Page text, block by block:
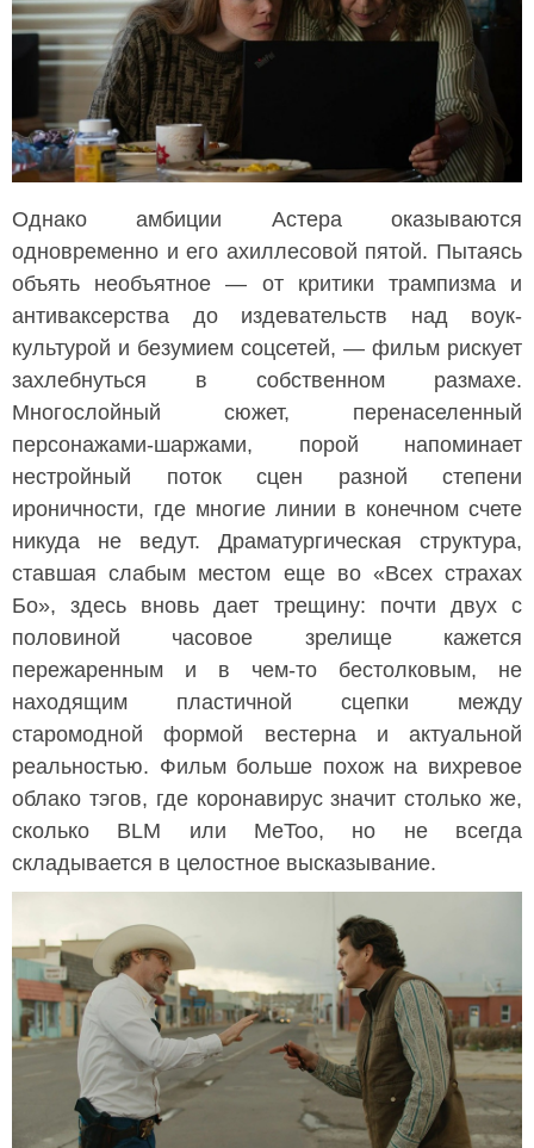
Однако амбиции Астера оказываются
одновременно и его ахиллесовой пятой. Пытаясь
объять необъятное — от критики трампизма и
антиваксерства до издевательств над воук-
культурой и безумием соцсетей, — фильм рискует
захлебнуться в собственном размахе.
Многослойный сюжет, перенаселенный
персонажами-шаржами, порой напоминает
нестройный поток сцен разной степени
ироничности, где многие линии в конечном счете
никуда не ведут. Драматургическая структура,
ставшая слабым местом еще во «Всех страхах
Бо», здесь вновь дает трещину: почти двух с
половиной часовое зрелище кажется
пережаренным и в чем-то бестолковым, не
находящим пластичной сцепки между
старомодной формой вестерна и актуальной
реальностью. Фильм больше похож на вихревое
облако тэгов, где коронавирус значит столько же,
сколько BLM или MeToo, но не всегда
складывается в целостное высказывание.